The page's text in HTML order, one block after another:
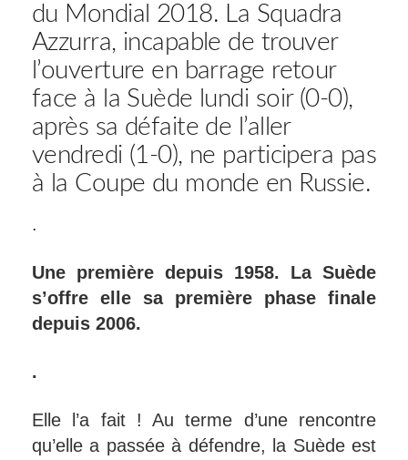
du Mondial 2018. La Squadra
Azzurra, incapable de trouver
l’ouverture en barrage retour
face à la Suède lundi soir (0-0),
après sa défaite de l’aller
vendredi (1-0), ne participera pas
à la Coupe du monde en Russie.
.
Une première depuis 1958. La Suède
s’offre elle sa première phase finale
depuis 2006.
.
Elle l’a fait ! Au terme d’une rencontre
qu’elle a passée à défendre, la Suède est